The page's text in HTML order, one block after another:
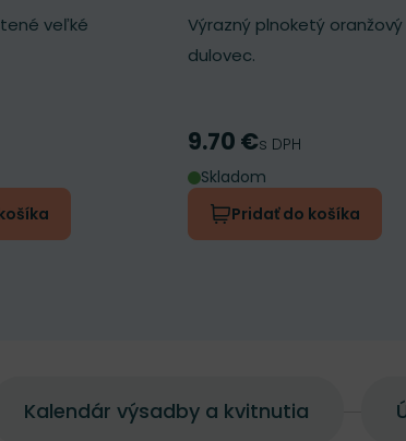
veľké
Výrazný plnoketý oranžový
dulovec.
Cena
9.70 €s DPH
Skladom
Pridať do košíka
Kalendár výsadby a kvitnutia